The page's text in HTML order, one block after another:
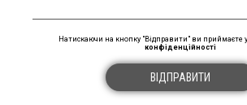
Натискаючи на кнопку "Відправити" ви приймаєте
конфіденційності
ВІДПРАВИТИ